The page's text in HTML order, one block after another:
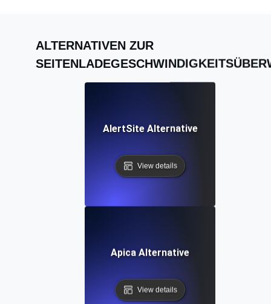
ALTERNATIVEN ZUR
AlertSite Alternative
View details
Apica Alternative
View details